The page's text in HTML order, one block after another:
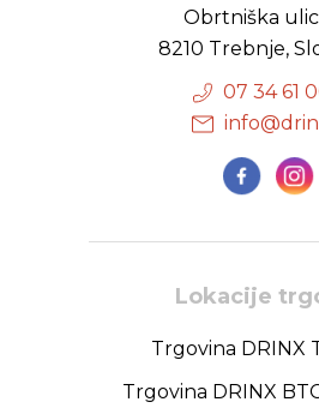
Obrtniška
8210 Trebnje,
07 34 61
Lokacije
Trgovina DRINX
Trgovina DRINX